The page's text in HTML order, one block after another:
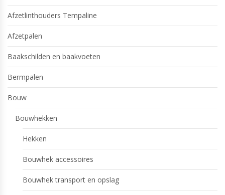
Afzetlinthouders Tempaline
Afzetpalen
Baakschilden en baakvoeten
Bermpalen
Bouw
Bouwhekken
Hekken
Bouwhek accessoires
Bouwhek transport en opslag